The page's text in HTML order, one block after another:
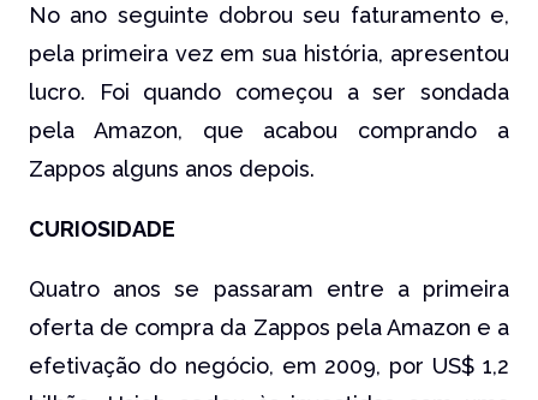
No ano seguinte dobrou seu faturamento e,
pela primeira vez em sua história, apresentou
lucro. Foi quando começou a ser sondada
pela Amazon, que acabou comprando a
Zappos alguns anos depois.
CURIOSIDADE
Quatro anos se passaram entre a primeira
oferta de compra da Zappos pela Amazon e a
efetivação do negócio, em 2009, por US$ 1,2